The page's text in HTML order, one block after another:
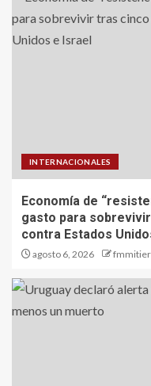
INTERNACIONALES
Economía de
gasto para
contra Estados
agosto 6, 2026